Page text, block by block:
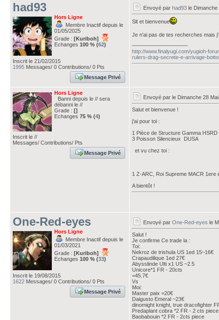
had93
Hors Ligne
Membre Inactif depuis le
01/05/2025
Grade : [Kuriboh]
Echanges 100 % (62)
Inscrit le 21/02/2015
1995 Messages/ 0 Contributions/ 0 Pts
Message Privé
Envoyé par had93 le Dimanche
Slt et bienvenue
Je n'ai pas de tes recherches mais
http://www.finalyugi.com/yugioh-
rulers-drag-secrete-e-arrivage-
Hors Ligne
Banni depuis le // sera
débanni le //
Grade : []
Echanges 75 % (4)
Inscrit le //
Messages/ Contributions/ Pts
Message Privé
Envoyé par le Dimanche 28
Salut et bienvenue !
j'ai pour toi :
1 Pièce de Structure Gamma HSRD
3 Poisson Silencieux DUSA
et vu chez toi :
1 Z-ARC, Roi Supreme MACR 1ere
A bientôt !
One-Red-eyes
Hors Ligne
Membre Inactif depuis le
01/03/2021
Grade : [Kuriboh]
Echanges 100 % (33)
Inscrit le 19/08/2015
1622 Messages/ 0 Contributions/ 0 Pts
Message Privé
Envoyé par One-Red-eyes le
Salut !
Je confirme Ce trade la :
Toi:
Nekroz de trishula US 1ed 15~16€
Crapaudilique 1ed 27€
Abysslinde Ulti x1 US ~2.5
Unicore*1 FR - 20cts
=45.7€
Vs
Moi:
Master paix =20€
Daigusto Emeral ~23€
dinomight knight, true dracofighter
Predaplant cobra *2 FR - 2 cts piece
Baobabouin *2 FR - 2cts piece